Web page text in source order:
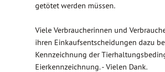
getötet werden müssen.
Viele Verbraucherinnen und
ihren Einkaufsentscheidungen dazu
Kennzeichnung der
Eierkennzeichnung. - Vielen Dank.